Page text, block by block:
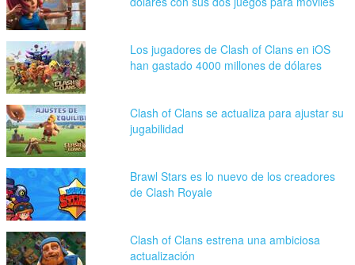
Los jugadores de Clash of Clans en iOS
han gastado 4000 millones de dólares
Clash of Clans se actualiza para ajustar su
jugabilidad
Brawl Stars es lo nuevo de los creadores
de Clash Royale
Clash of Clans estrena una ambiciosa
actualización